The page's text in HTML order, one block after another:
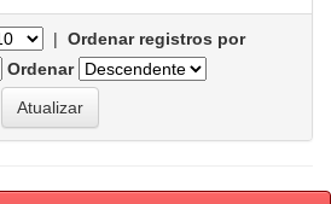
| Ordenar registros por
Ordenar